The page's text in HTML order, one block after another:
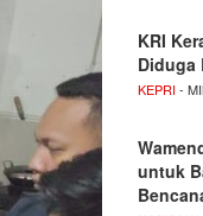
KRI
Diduga
KEPRI-
untuk